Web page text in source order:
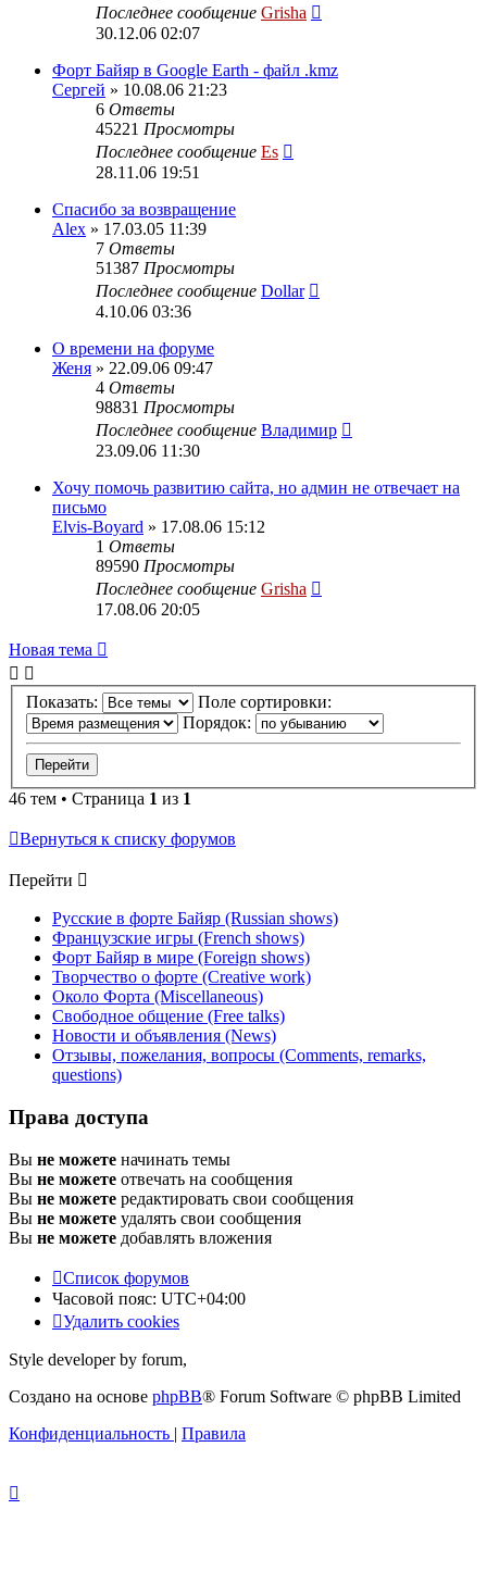
Последнее сообщение Grisha
30.12.06 02:07
Форт Байяр в Google Earth - файл .kmz
Сергей » 10.08.06 21:23
6 Ответы
45221 Просмотры
Последнее сообщение Es
28.11.06 19:51
Спасибо за возвращение
Alex » 17.03.05 11:39
7 Ответы
51387 Просмотры
Последнее сообщение Dollar
4.10.06 03:36
О времени на форуме
Женя » 22.09.06 09:47
4 Ответы
98831 Просмотры
Последнее сообщение Владимир
23.09.06 11:30
Хочу помочь развитию сайта, но админ не отвечает на
письмо
Elvis-Boyard » 17.08.06 15:12
1 Ответы
89590 Просмотры
Последнее сообщение Grisha
17.08.06 20:05
Новая тема
Показать:
Поле сортировки:
Порядок:
46 тем • Страница 1 из 1
Вернуться к списку форумов
Перейти
Русские в форте Байяр (Russian shows)
Французские игры (French shows)
Форт Байяр в мире (Foreign shows)
Творчество о форте (Creative work)
Около Форта (Miscellaneous)
Свободное общение (Free talks)
Новости и объявления (News)
Отзывы, пожелания, вопросы (Comments, remarks,
questions)
Права доступа
Вы не можете начинать темы
Вы не можете отвечать на сообщения
Вы не можете редактировать свои сообщения
Вы не можете удалять свои сообщения
Вы не можете добавлять вложения
Список форумов
Часовой пояс: UTC+04:00
Удалить cookies
Style developer by forum,
Создано на основе phpBB® Forum Software © phpBB Limited
Конфиденциальность | Правила